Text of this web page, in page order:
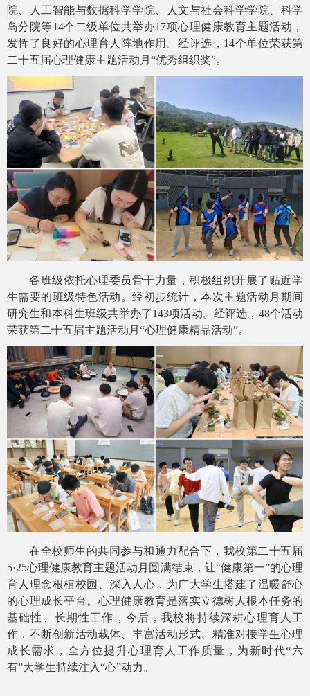
院、
人工智能与数据科学学院、 人文与社会科学学院、 科学
岛分院等14个二级单位共举办17项心理健康教育主题活动，
发挥了 良好的心理育人 阵地作用 。经评选， 14个单位荣获第
二十五届心理健康主题活动月 “优秀组织奖”。
各班级依托心理委员骨干力量，积极组织开展了贴近学
生需要的班级特色活动。经初步统计，本次主题活动月 期间
研究生和本科生班级共举办了143项活动。经评选， 48个活动
荣获第二十五届主题活动月 “心理健康精品活动”。
在全校师生的共同参与和通力配合下，我校第二十五届
5·25心理健康教育主题活动月圆满结束，让“健康第一”的心理
育人理念根植校园、深入人心，为广大学生搭建了温暖舒心
的心理成长平台。心理健康教育是落实立德树人根本任务的
基础性、长期性工作， 今后，我校将持续深耕心理育人工
作，不断创新活动载体、丰富活动形式、精准对接学生心理
成长需求，全方位提升心理育人工作质量，为新时代“六
有”大学生持续注入“心”动力。